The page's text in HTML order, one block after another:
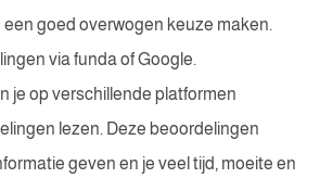
goed overwogen keuze maken.
via funda of Google.
je op verschillende platformen
lezen. Deze beoordelingen
geven en je veel tijd, moeite en